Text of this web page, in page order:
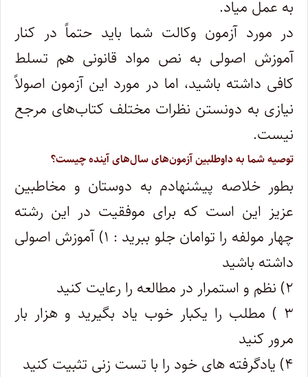
به عمل میاد.
در مورد آزمون وکالت شما باید حتماً در کنار
آموزش اصولی به نص مواد قانونی هم تسلط
کافی داشته باشید، اما در مورد این آزمون اصولاً
نیازی به دونستن نظرات مختلف کتاب‌های مرجع
نیست.
توصیه شما به داوطلبین آزمون‌های سال‌های آینده چیست؟
بطور خلاصه پیشنهادم به دوستان و مخاطبین
عزیز این است که برای موفقیت در این رشته
چهار مولفه را توامان جلو ببرید : ۱) آموزش اصولی
داشته باشید
۲) نظم و استمرار در مطالعه را رعایت کنید
۳ ) مطلب را یکبار خوب یاد بگیرید و هزار بار
مرور کنید
۴) یادگرفته های خود را با تست زنی تثبیت کنید